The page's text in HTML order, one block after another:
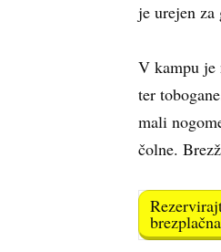
je urejen za
V kampu je
ter
mali
čolne.